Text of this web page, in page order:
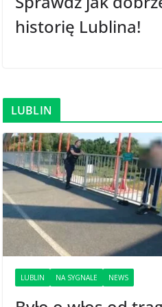
historię Lublina!
LUBLIN
LUBLIN NA SYGNALE NEWS